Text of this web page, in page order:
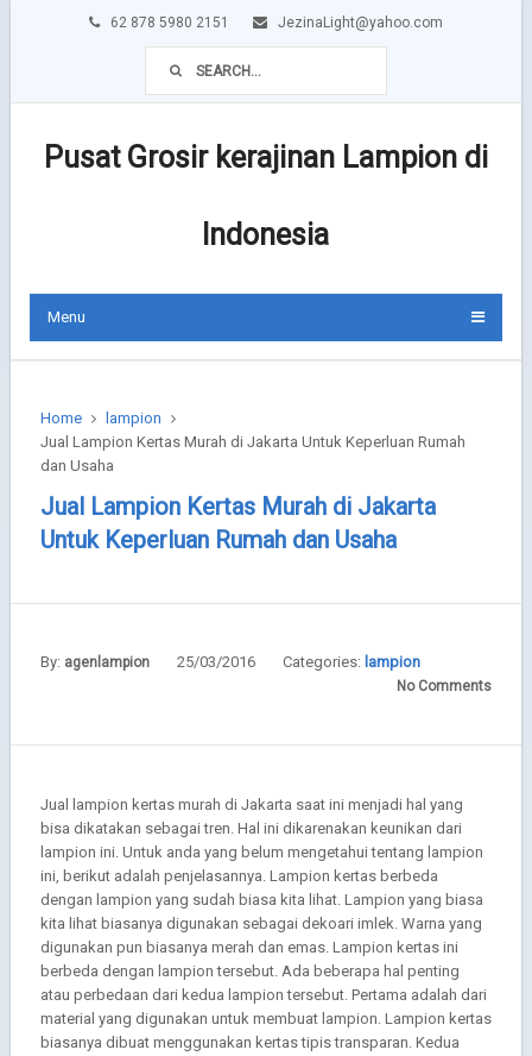
62 878 5980 2151 JezinaLight@yahoo.com
Pusat Grosir kerajinan Lampion di
Indonesia
Menu
Home
lampion
Jual Lampion Kertas Murah di Jakarta Untuk Keperluan Rumah
dan Usaha
Jual Lampion Kertas Murah di Jakarta
Untuk Keperluan Rumah dan Usaha
By: agenlampion 25/03/2016 Categories: lampion
No Comments
Jual lampion kertas murah di Jakarta saat ini menjadi hal yang
bisa dikatakan sebagai tren. Hal ini dikarenakan keunikan dari
lampion ini. Untuk anda yang belum mengetahui tentang lampion
ini, berikut adalah penjelasannya. Lampion kertas berbeda
dengan lampion yang sudah biasa kita lihat. Lampion yang biasa
kita lihat biasanya digunakan sebagai dekoari imlek. Warna yang
digunakan pun biasanya merah dan emas. Lampion kertas ini
berbeda dengan lampion tersebut. Ada beberapa hal penting
atau perbedaan dari kedua lampion tersebut. Pertama adalah dari
material yang digunakan untuk membuat lampion. Lampion kertas
biasanya dibuat menggunakan kertas tipis transparan. Kedua